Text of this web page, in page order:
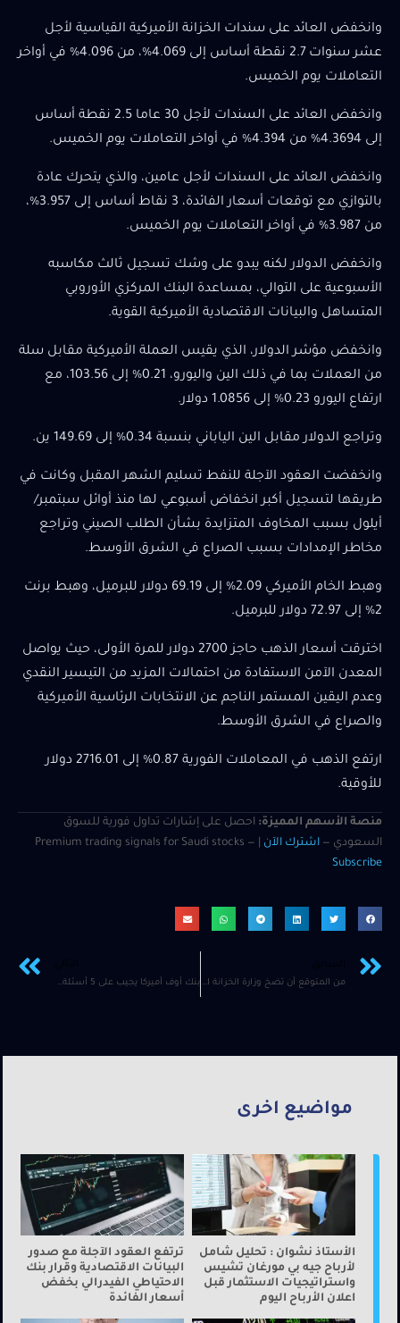
مواضيع اخرى
الأستاذ نشوان : تحليل شامل
لأرباح جيه بي مورغان تشيس
واستراتيجيات الاستثمار قبل
اعلان الأرباح اليوم
ترتفع العقود الآجلة مع صدور
البيانات الاقتصادية وقرار بنك
الاحتياطي الفيدرالي بخفض
أسعار الفائدة
وانخفض العائد على سندات الخزانة الأميركية القياسية لأجل
عشر سنوات 2.7 نقطة أساس إلى 4.069%، من 4.096% في أواخر
التعاملات يوم الخميس.
وانخفض العائد على السندات لأجل 30 عاما 2.5 نقطة أساس
إلى 4.3694% من 4.394% في أواخر التعاملات يوم الخميس.
وانخفض العائد على السندات لأجل عامين، والذي يتحرك عادة
بالتوازي مع توقعات أسعار الفائدة، 3 نقاط أساس إلى 3.957%،
من 3.987% في أواخر التعاملات يوم الخميس.
وانخفض الدولار لكنه يبدو على وشك تسجيل ثالث مكاسبه
الأسبوعية على التوالي، بمساعدة البنك المركزي الأوروبي
المتساهل والبيانات الاقتصادية الأميركية القوية.
وانخفض مؤشر الدولار، الذي يقيس العملة الأميركية مقابل سلة
من العملات بما في ذلك الين واليورو، 0.21% إلى 103.56، مع
ارتفاع اليورو 0.23% إلى 1.0856 دولار.
وتراجع الدولار مقابل الين الياباني بنسبة 0.34% إلى 149.69 ين.
وانخفضت العقود الآجلة للنفط تسليم الشهر المقبل وكانت في
طريقها لتسجيل أكبر انخفاض أسبوعي لها منذ أوائل سبتمبر/
أيلول بسبب المخاوف المتزايدة بشأن الطلب الصيني وتراجع
مخاطر الإمدادات بسبب الصراع في الشرق الأوسط.
وهبط الخام الأميركي 2.09% إلى 69.19 دولار للبرميل، وهبط برنت
2% إلى 72.97 دولار للبرميل.
اخترقت أسعار الذهب حاجز 2700 دولار للمرة الأولى، حيث يواصل
المعدن الآمن الاستفادة من احتمالات المزيد من التيسير النقدي
وعدم اليقين المستمر الناجم عن الانتخابات الرئاسية الأميركية
والصراع في الشرق الأوسط.
ارتفع الذهب في المعاملات الفورية 0.87% إلى 2716.01 دولار
للأوقية.
منصة الأسهم المميزة: احصل على إشارات تداول فورية للسوق
السعودي — اشترك الآن
Subscribe
من المتوقع أن تضخ وزارة الخزانة الأميركية 700 مليار دولار من السيولة في الأسواق في النصف الأول من عام 2025 بنك أوف أميركا يجيب على 5 أسئلة رئيسية للمستثمرين حول الانتخابات الأميركية